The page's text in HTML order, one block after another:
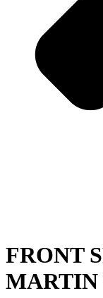
FRONT
MARTIN